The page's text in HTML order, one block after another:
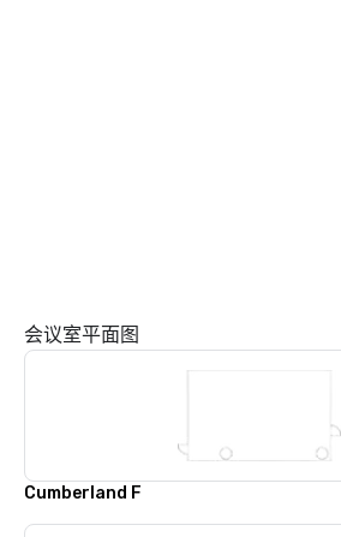
会议室平面图
Cumberland F